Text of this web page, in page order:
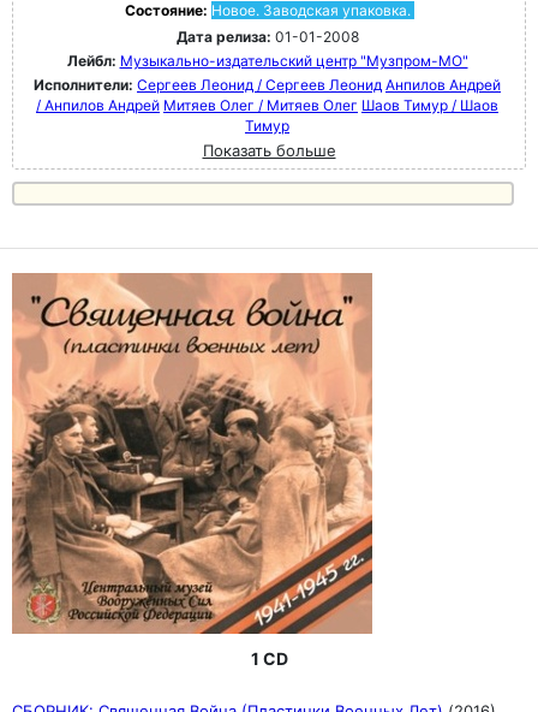
Состояние: Новое. Заводская упаковка.
Дата релиза: 01-01-2008
Лейбл: Музыкально-издательский центр "Музпром-МО"
Исполнители: Сергеев Леонид / Сергеев Леонид Анпилов Андрей
/ Анпилов Андрей Митяев Олег / Митяев Олег Шаов Тимур / Шаов
Тимур
Показать больше
1 CD